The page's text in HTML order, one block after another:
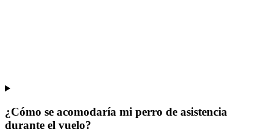
¿Cómo se acomodaría mi perro de asistencia
durante el vuelo?